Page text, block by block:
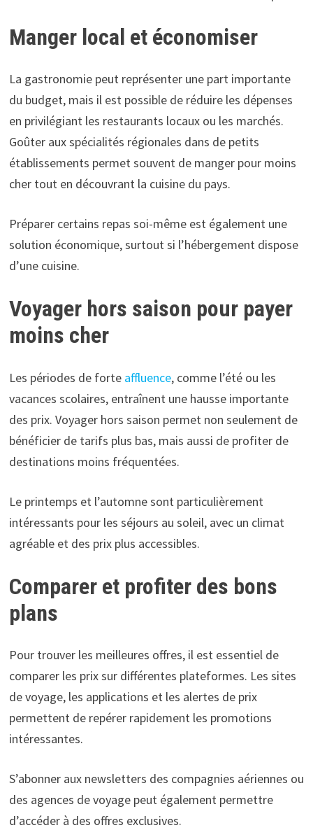
Manger local et économiser
La gastronomie peut représenter une part importante
du budget, mais il est possible de réduire les dépenses
en privilégiant les restaurants locaux ou les marchés.
Goûter aux spécialités régionales dans de petits
établissements permet souvent de manger pour moins
cher tout en découvrant la cuisine du pays.
Préparer certains repas soi-même est également une
solution économique, surtout si l’hébergement dispose
d’une cuisine.
Voyager hors saison pour payer
moins cher
Les périodes de forte affluence, comme l’été ou les
vacances scolaires, entraînent une hausse importante
des prix. Voyager hors saison permet non seulement de
bénéficier de tarifs plus bas, mais aussi de profiter de
destinations moins fréquentées.
Le printemps et l’automne sont particulièrement
intéressants pour les séjours au soleil, avec un climat
agréable et des prix plus accessibles.
Comparer et profiter des bons
plans
Pour trouver les meilleures offres, il est essentiel de
comparer les prix sur différentes plateformes. Les sites
de voyage, les applications et les alertes de prix
permettent de repérer rapidement les promotions
intéressantes.
S’abonner aux newsletters des compagnies aériennes ou
des agences de voyage peut également permettre
d’accéder à des offres exclusives.